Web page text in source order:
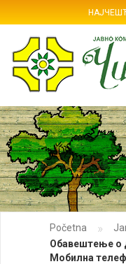
Početna »
Обавештење о
Мобилна